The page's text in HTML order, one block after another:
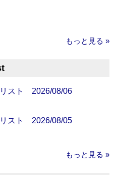
もっと見る »
リスト 2026/08/06
リスト 2026/08/05
もっと見る »